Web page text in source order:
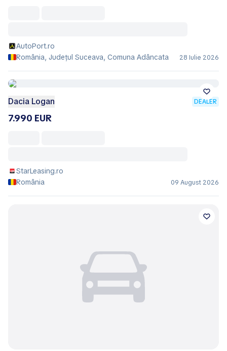
AutoPort.ro
România, Județul Suceava, Comuna Adâncata
28 Iulie 2026
Dacia Logan DEALER
7.990 EUR
StarLeasing.ro
România
09 August 2026